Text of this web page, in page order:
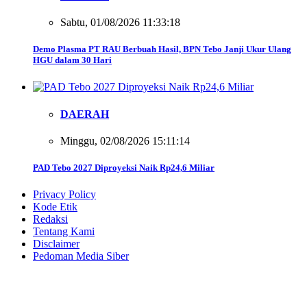
Sabtu, 01/08/2026 11:33:18
Demo Plasma PT RAU Berbuah Hasil, BPN Tebo Janji Ukur Ulang
HGU dalam 30 Hari
DAERAH
Minggu, 02/08/2026 15:11:14
PAD Tebo 2027 Diproyeksi Naik Rp24,6 Miliar
Privacy Policy
Kode Etik
Redaksi
Tentang Kami
Disclaimer
Pedoman Media Siber